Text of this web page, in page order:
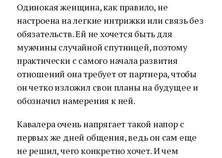
Одинокая женщина, как правило, не
настроена на легкие интрижки или связь без
обязательств. Ей не хочется быть для
мужчины случайной спутницей, поэтому
практически с самого начала развития
отношений она требует от партнера, чтобы
он четко изложил свои планы на будущее и
обозначил намерения к ней.
Кавалера очень напрягает такой напор с
первых же дней общения, ведь он сам еще
не решил, чего конкретно хочет. И чем